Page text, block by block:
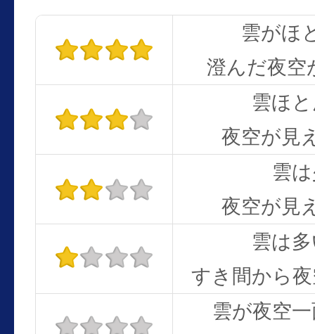
雲がほ
澄んだ夜空
雲ほ
夜空が見
雲
夜空が見
雲は
すき間から
雲が夜空